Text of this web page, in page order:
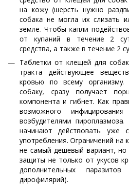
на кожу (шерсть нужно
собака не могла их слизать
земле. Чтобы капли
от купаний в течение 2
средства, а также в течение 2
Таблетки от клещей для
тракта действующее
кровью по всему
собаку, сразу получает
компонента и гибнет. Как
возможного
возбудителями
начинают действовать уже
употребления. Ограничений на
не самый дешевый вариант,
защиты не только от укусов
дополнительных
дирофилярий).